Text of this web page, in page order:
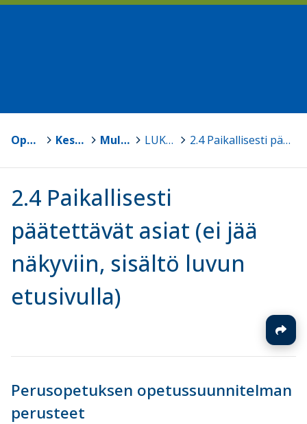
Opetussuunnitelmat Keski-Suomen kuntien opetussuunnitelmat > Multian kunnan opetussuunnitelma > LUKU 2 PERUSOPETUS YLEISSIVISTYKSEN PERUSTANA > 2.4 Paikallisesti päätettävät asiat (ei jää näkyviin, sisältö luvun etusivulla)
2.4 Paikallisesti
päätettävät asiat (ei jää
näkyviin, sisältö luvun
etusivulla)
Perusopetuksen opetussuunnitelman
perusteet